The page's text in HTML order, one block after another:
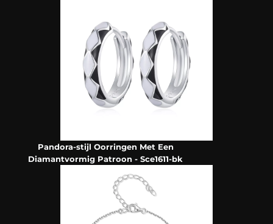
Pandora-stijl Oorringen Met Een
Diamantvormig Patroon - Sce1611-bk